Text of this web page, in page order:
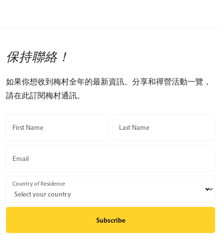
保持聯絡！
如果你想收到梅村全年的最新資訊、分享和禪營活動一覽，
請在此訂閱梅村通訊。
First Name Last Name
Email
Country of Residence